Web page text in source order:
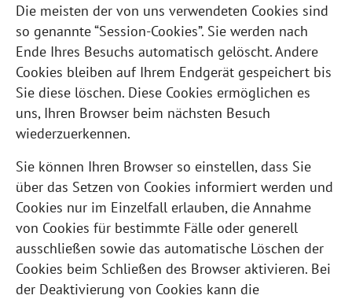
Die meisten der von uns verwendeten Cookies sind
so genannte “Session-Cookies”. Sie werden nach
Ende Ihres Besuchs automatisch gelöscht. Andere
Cookies bleiben auf Ihrem Endgerät gespeichert bis
Sie diese löschen. Diese Cookies ermöglichen es
uns, Ihren Browser beim nächsten Besuch
wiederzuerkennen.
Sie können Ihren Browser so einstellen, dass Sie
über das Setzen von Cookies informiert werden und
Cookies nur im Einzelfall erlauben, die Annahme
von Cookies für bestimmte Fälle oder generell
ausschließen sowie das automatische Löschen der
Cookies beim Schließen des Browser aktivieren. Bei
der Deaktivierung von Cookies kann die